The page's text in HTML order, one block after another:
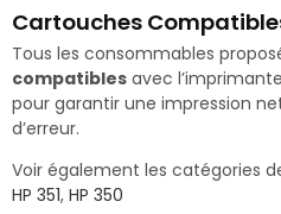
Cartouches
Tous les consommables
compatibles avec
pour garantir une impression
d’erreur.
Voir également les catégories
HP 351, HP 350